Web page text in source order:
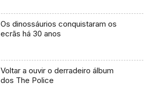
Os dinossáurios conquistaram os
ecrãs há 30 anos
Voltar a ouvir o derradeiro álbum
dos The Police